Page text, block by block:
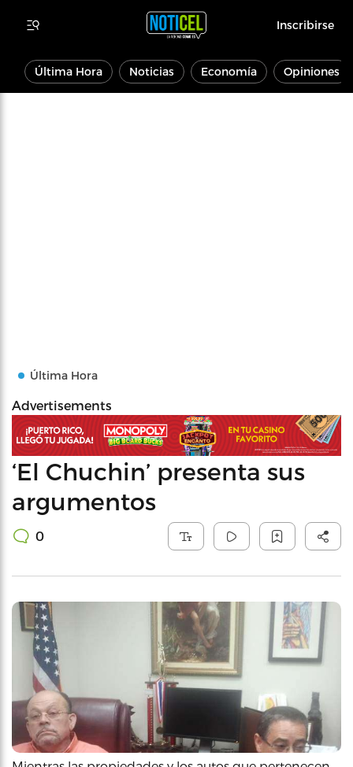
Inscribirse
Última Hora Noticias Economía Opiniones
Última Hora
Advertisements
‘El Chuchin’ presenta sus
argumentos
0